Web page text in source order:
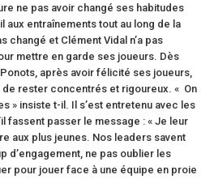
ne pas avoir changé ses habitudes
aux entraînements tout au long de la
changé et Clément Vidal n’a pas
mettre en garde ses joueurs. Dès
après avoir félicité ses joueurs,
de rester concentrés et rigoureux. « On
» insiste t-il. Il s’est entretenu avec les
fassent passer le message : « Je leur
aux plus jeunes. Nos leaders savent
d’engagement, ne pas oublier les
pour jouer face à une équipe en proie